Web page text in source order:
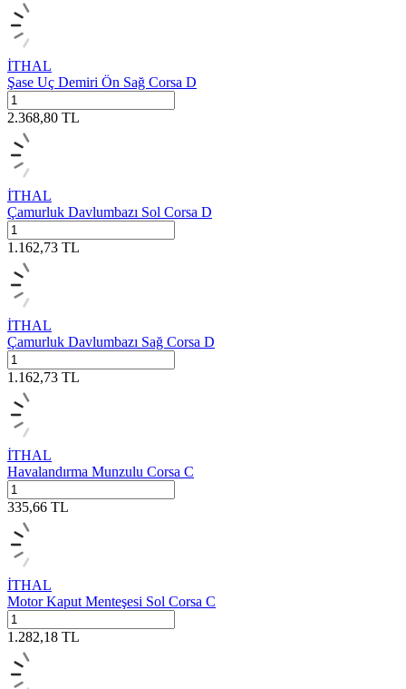
İTHAL
Şase Uç Demiri Ön Sağ Corsa D
2.368,80 TL
İTHAL
Çamurluk Davlumbazı Sol Corsa D
1.162,73 TL
İTHAL
Çamurluk Davlumbazı Sağ Corsa D
1.162,73 TL
İTHAL
Havalandırma Munzulu Corsa C
335,66 TL
İTHAL
Motor Kaput Menteşesi Sol Corsa C
1.282,18 TL